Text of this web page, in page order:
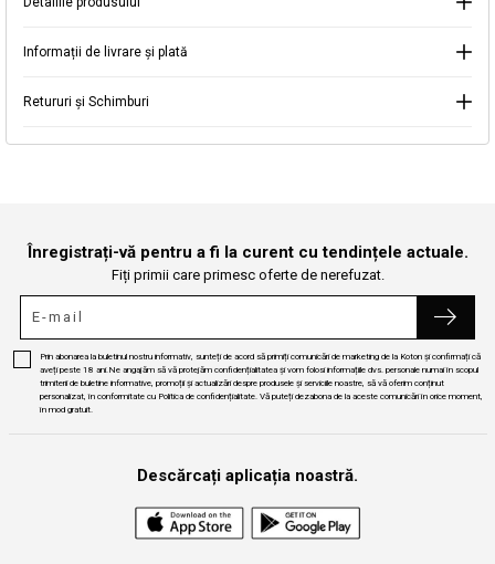
Informații de livrare și plată
Retururi și Schimburi
Înregistrați-vă pentru a fi la curent cu tendințele actuale.
Fiți primii care primesc oferte de nerefuzat.
Prin abonarea la buletinul nostru informativ, sunteți de acord să primiți comunicări de marketing de la Koton și confirmați că
aveți peste 18 ani.Ne angajăm să vă protejăm confidențialitatea și vom folosi informațiile dvs. personale numai în scopul
trimiterii de buletine informative, promoții și actualizări despre produsele și serviciile noastre, să vă oferim conținut
personalizat, în conformitate cu Politica de confidențialitate. Vă puteți dezabona de la aceste comunicări în orice moment,
în mod gratuit.
Descărcați aplicația noastră.